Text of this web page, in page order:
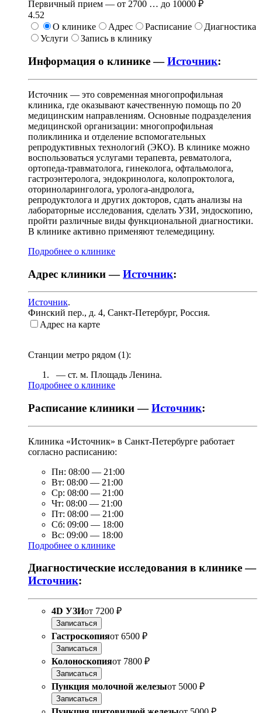
Первичный прием — от 2700 … до 10000 ₽
4.52
О клинике
Адрес Расписание
Диагностика
Услуги
Запись в клинику
Информация о клинике —Источник:
Источник — это современная многопрофильная
клиника, где оказывают качественную помощь по 20
медицинским направлениям. Основные подразделения
медицинской организации: многопрофильная
поликлиника и отделение вспомогательных
репродуктивных технологий (ЭКО). В клинике можно
воспользоваться услугами терапевта, ревматолога,
ортопеда-травматолога, гинеколога, офтальмолога,
гастроэнтеролога, эндокринолога, колопроктолога,
оториноларинголога, уролога-андролога,
репродуктолога и других докторов, сдать анализы на
лабораторные исследования, сделать УЗИ, эндоскопию,
пройти различные виды функциональной диагностики.
В клинике активно применяют телемедицину.
Подробнее о клинике
Адрес клиники —Источник:
Источник.
Финский пер., д. 4, Санкт-Петербург, Россия.
Адрес на карте
Станции метро рядом (1):
— ст. м. Площадь Ленина.
Подробнее о клинике
Расписание клиники —Источник:
Клиника «Источник» в Санкт-Петербурге работает
согласно расписанию:
Пн: 08:00 — 21:00
Вт: 08:00 — 21:00
Ср: 08:00 — 21:00
Чт: 08:00 — 21:00
Пт: 08:00 — 21:00
Сб: 09:00 — 18:00
Вс: 09:00 — 18:00
Подробнее о клинике
Диагностические исследования в клинике —
Источник:
4D УЗИот 7200 ₽
Записаться
Гастроскопияот 6500 ₽
Записаться
Колоноскопияот 7800 ₽
Записаться
Пункция молочной железыот 5000 ₽
Записаться